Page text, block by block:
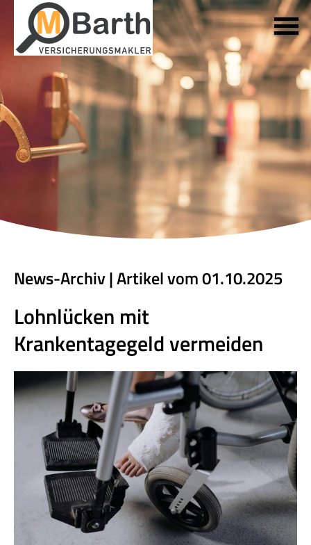
News-Archiv | Artikel vom 01.10.2025
Lohnlücken mit
Krankentagegeld vermeiden